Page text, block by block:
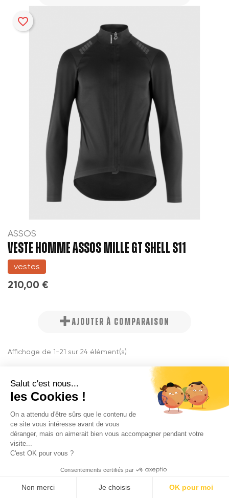
ASSOS
VESTE HOMME ASSOS MILLE GT SHELL S11
vestes
210,00 €
favorite_border
AJOUTER À COMPARAISON
Affichage de 1-21 sur 24 élément(s)
Back to top
Salut c'est nous...
les Cookies !
On a attendu d'être sûrs que le contenu de
ce site vous intéresse avant de vous
déranger, mais on aimerait bien vous accompagner pendant votre
visite...
C'est OK pour vous ?
Consentements certifiés par
Non merci Je choisis OK pour moi